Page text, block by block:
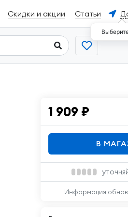
Скидки и акции Статьи
1 909 ₽
В
Информация